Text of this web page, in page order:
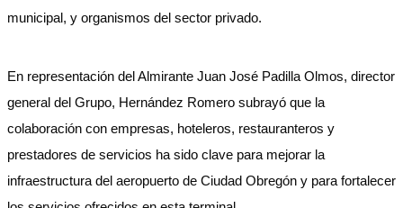
municipal, y organismos del sector privado.
En representación del Almirante Juan José Padilla Olmos, director
general del Grupo, Hernández Romero subrayó que la
colaboración con empresas, hoteleros, restauranteros y
prestadores de servicios ha sido clave para mejorar la
infraestructura del aeropuerto de Ciudad Obregón y para fortalecer